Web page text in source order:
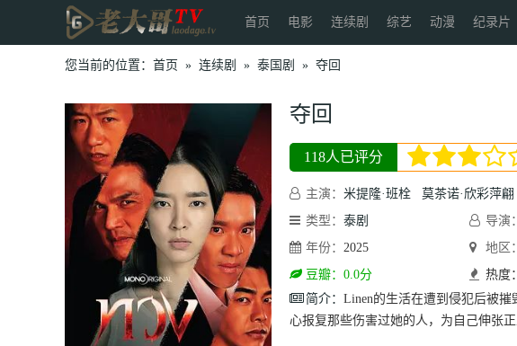
首页 电影 连续剧 综艺 动漫 纪录片
您当前的位置： 首页 » 连续剧 » 泰国剧 » 夺回
夺回
118人已评分
主演： 米提隆·班栓 莫茶诺·欣彩萍翩
类型： 泰剧 导演：
年份： 2025 地区：
豆瓣：0.0分
热度
简介： Linen的生活在遭到侵犯后被摧
心报复那些伤害过她的人，为自己伸张